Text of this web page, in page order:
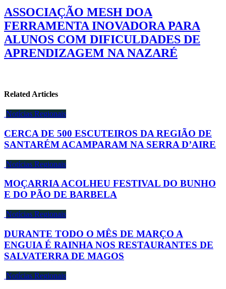
ASSOCIAÇÃO MESH DOA
FERRAMENTA INOVADORA PARA
ALUNOS COM DIFICULDADES DE
APRENDIZAGEM NA NAZARÉ
Related Articles
Notícias Regionais
CERCA DE 500 ESCUTEIROS DA REGIÃO DE
SANTARÉM ACAMPARAM NA SERRA D’AIRE
Notícias Regionais
MOÇARRIA ACOLHEU FESTIVAL DO BUNHO
E DO PÃO DE BARBELA
Notícias Regionais
DURANTE TODO O MÊS DE MARÇO A
ENGUIA É RAINHA NOS RESTAURANTES DE
SALVATERRA DE MAGOS
Notícias Regionais